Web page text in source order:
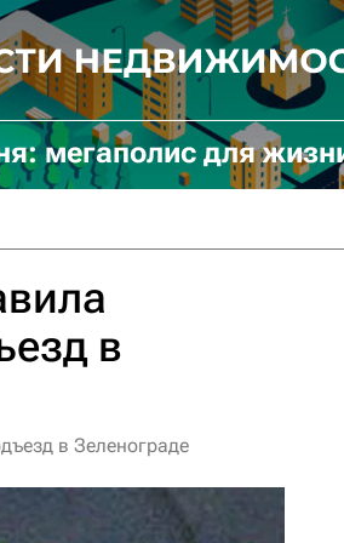
мегаполис для
в
в Зеленограде